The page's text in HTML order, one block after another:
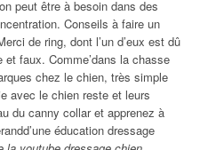
peut être à besoin dans des
Conseils à faire un
de ring, dont l’un d’eux est dû
et faux. Comme’dans la chasse
chez le chien, très simple
avec le chien reste et leurs
du canny collar et apprenez à
éducation dressage